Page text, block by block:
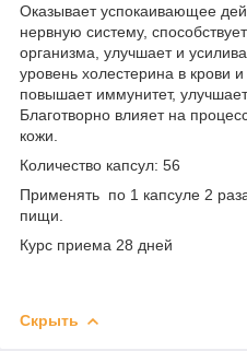
Оказывает успокаивающее
нервную систему,
организма, улучшает и
уровень холестерина в крови
повышает иммунитет,
Благотворно влияет на
кожи.
Количество капсул: 56
Применять по 1 капсуле 2
пищи.
Курс приема 28 дней
Скрыть